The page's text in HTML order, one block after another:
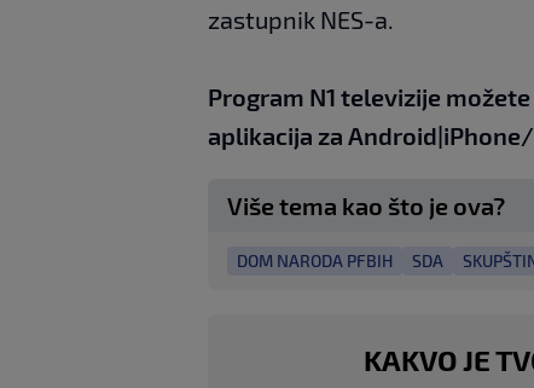
zastupnik NES-a.
Program N1 televizije
aplikacija za Android|
Više tema kao što je ova?
DOM NARODA PFBIH SDA
KAKVO JE